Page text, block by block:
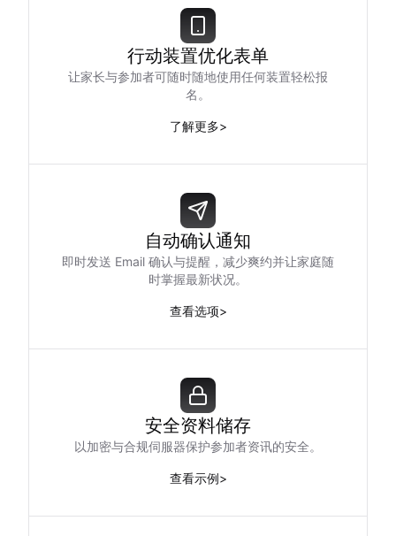
行动装置优化表单
让家长与参加者可随时随地使用任何装置轻松报
名。
了解更多>
自动确认通知
即时发送 Email 确认与提醒，减少爽约并让家庭随
时掌握最新状况。
查看选项>
安全资料储存
以加密与合规伺服器保护参加者资讯的安全。
查看示例>